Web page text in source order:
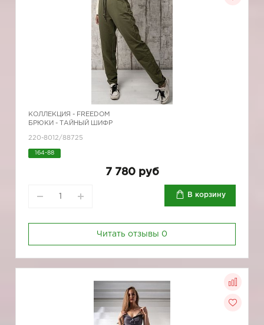
КОЛЛЕКЦИЯ - FREEDOM
БРЮКИ - ТАЙНЫЙ ШИФР
220-8012/88725
164-88
7 780 руб
В корзину
Читать отзывы 0